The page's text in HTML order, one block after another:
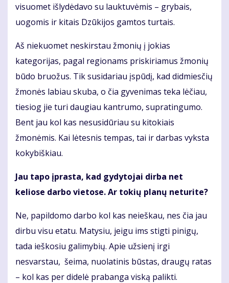
visuomet išlydėdavo su lauktuvėmis – grybais,
uogomis ir kitais Dzūkijos gamtos turtais.
Aš niekuomet neskirstau žmonių į jokias
kategorijas, pagal regionams priskiriamus žmonių
būdo bruožus. Tik susidariau įspūdį, kad didmiesčių
žmonės labiau skuba, o čia gyvenimas teka lėčiau,
tiesiog jie turi daugiau kantrumo, supratingumo.
Bent jau kol kas nesusidūriau su kitokiais
žmonėmis. Kai lėtesnis tempas, tai ir darbas vyksta
kokybiškiau.
Jau tapo įprasta, kad gydytojai dirba net
keliose darbo vietose. Ar tokių planų neturite?
Ne, papildomo darbo kol kas neieškau, nes čia jau
dirbu visu etatu. Matysiu, jeigu ims stigti pinigų,
tada ieškosiu galimybių. Apie užsienį irgi
nesvarstau, šeima, nuolatinis būstas, draugų ratas
– kol kas per didelė prabanga viską palikti.